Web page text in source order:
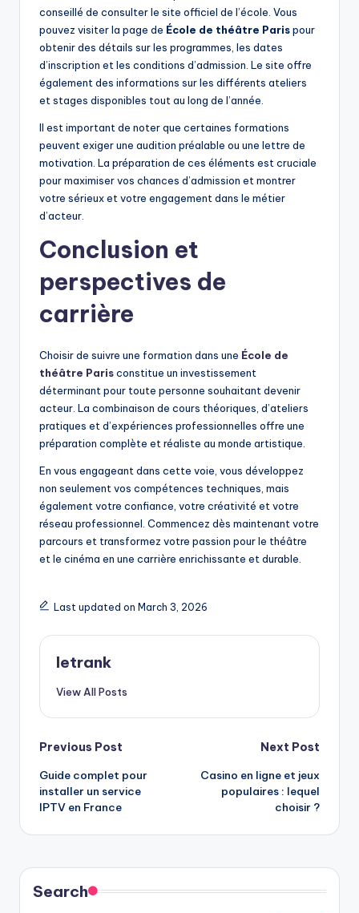
conseillé de consulter le site officiel de l’école. Vous
pouvez visiter la page de École de théâtre Parispour
obtenir des détails sur les programmes, les dates
d’inscription et les conditions d’admission. Le site offre
également des informations sur les différents ateliers
et stages disponibles tout au long de l’année.
Il est important de noter que certaines formations
peuvent exiger une audition préalable ou une lettre de
motivation. La préparation de ces éléments est cruciale
pour maximiser vos chances d’admission et montrer
votre sérieux et votre engagement dans le métier
d’acteur.
Conclusion et
perspectives de
carrière
Choisir de suivre une formation dans une École de
théâtre Parisconstitue un investissement
déterminant pour toute personne souhaitant devenir
acteur. La combinaison de cours théoriques, d’ateliers
pratiques et d’expériences professionnelles offre une
préparation complète et réaliste au monde artistique.
En vous engageant dans cette voie, vous développez
non seulement vos compétences techniques, mais
également votre confiance, votre créativité et votre
réseau professionnel. Commencez dès maintenant votre
parcours et transformez votre passion pour le théâtre
et le cinéma en une carrière enrichissante et durable.
Last updated on March 3, 2026
letrank
View All Posts
Post
navigation
Previous Post
Guide complet pour
installer un service
IPTV en France
Next Post
Casino en ligne et jeux
populaires : lequel
choisir ?
Search